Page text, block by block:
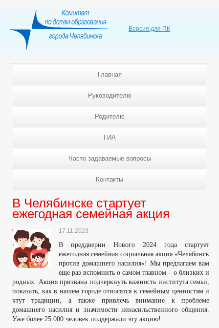
Версия для ПК
Главная
Руководителю
Родителю
ГИА
Часто задаваемые вопросы
Контакты
В Челябинске стартует
ежегодная семейная акция
17.11.2023
В преддверии Нового 2024 года стартует
ежегодная семейная социальная акция «Челябинск
против домашнего насилия»! Мы предлагаем вам
еще раз вспомнить о самом главном – о близких и
родных. Акция призвана подчеркнуть важность института семьи,
показать, как в нашем городе относятся к семейным ценностям и
чтут традиции, а также привлечь внимание к проблеме
домашнего насилия и значимости ненасильственного общения.
Уже более 25 000 человек поддержали эту акцию!